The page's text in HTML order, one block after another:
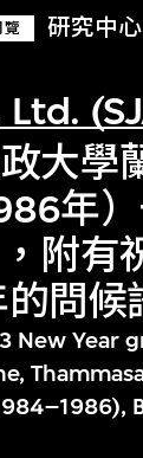
覽 研究中心
Ltd.
大學
年
附有
問候
New Year